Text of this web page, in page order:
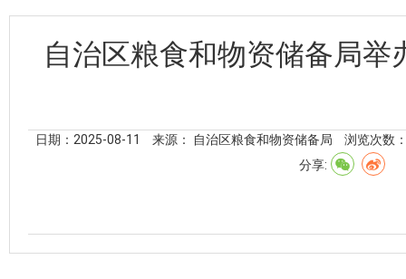
自治区粮食和物资储备局举
日期：2025-08-11 来源： 自治区粮食和物资储备局
浏览次数
分享: